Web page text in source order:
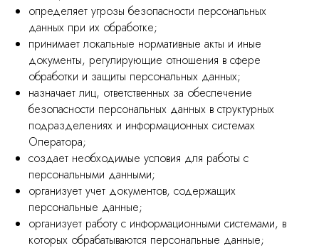
определяет угрозы безопасности персональных
данных при их обработке;
принимает локальные нормативные акты и иные
документы, регулирующие отношения в сфере
обработки и защиты персональных данных;
назначает лиц, ответственных за обеспечение
безопасности персональных данных в структурных
подразделениях и информационных системах
Оператора;
создает необходимые условия для работы с
персональными данными;
организует учет документов, содержащих
персональные данные;
организует работу с информационными системами, в
которых обрабатываются персональные данные;